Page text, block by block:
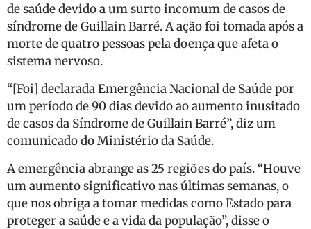
de saúde devido a um surto incomum de casos de
síndrome de Guillain Barré. A ação foi tomada após a
morte de quatro pessoas pela doença que afeta o
sistema nervoso.
“[Foi] declarada Emergência Nacional de Saúde por
um período de 90 dias devido ao aumento inusitado
de casos da Síndrome de Guillain Barré”, diz um
comunicado do Ministério da Saúde.
A emergência abrange as 25 regiões do país. “Houve
um aumento significativo nas últimas semanas, o
que nos obriga a tomar medidas como Estado para
proteger a saúde e a vida da população”, disse o